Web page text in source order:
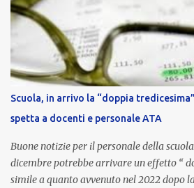
retribuzione di risultato rappresenta la
stipendio dei dirigenti scolastici. Viene
la qualità dell’attività svolta, la gestione
raggiungimento degli obiettivi fissati dal
e del Merito (MIM) . Per l’anno
completato la procedura di valutazione e
che ha poi disposto la liquidazione
importi e le trattenute L’importo medio
Scuola, in arrivo la “doppia
spetta a docenti e personale ATA
Buone notizie per il personale della
dicembre potrebbe arrivare un effetto “
simile a quanto avvenuto nel 2022 dopo